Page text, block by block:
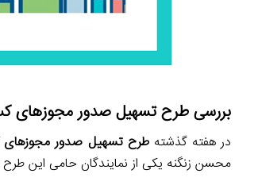
بررسیطرح تسهیل صدور مجوزهای
در هفته گذشتهطرح تسهیل صدور مجوزهای
محسن زنگنه یکی از نمایندگان حامی این